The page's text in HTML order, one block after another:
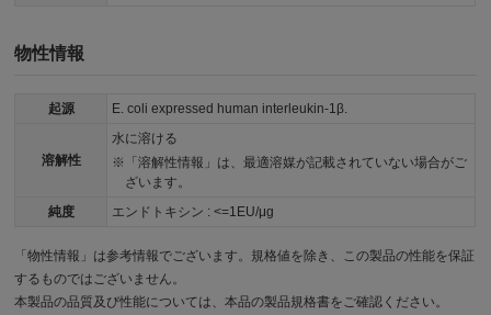
物性情報
起源 E. coli expressed human interleukin-1β.
溶解性
水に溶ける
「溶解性情報」は、最適溶媒が記載されていない場合がご
ざいます。
純度
エンドトキシン : <=1EU/μg
「物性情報」は参考情報でございます。規格値を除き、この製品の性能を保証
するものではございません。
本製品の品質及び性能については、本品の製品規格書をご確認ください。